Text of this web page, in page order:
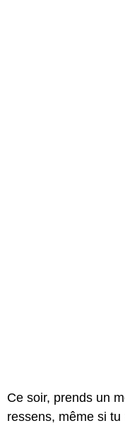
Ce soir, prends un
ressens, même si